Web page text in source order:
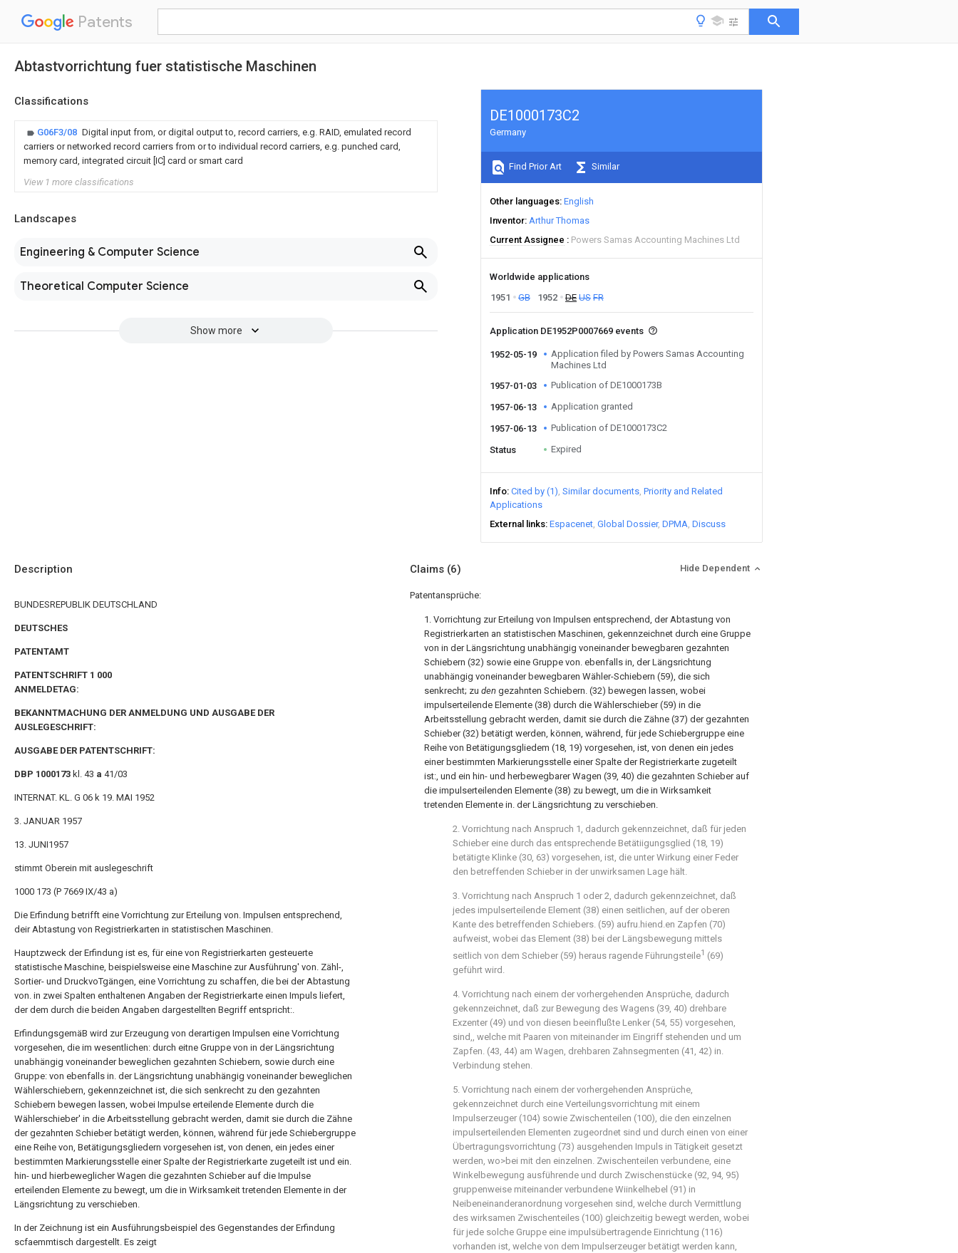
Patents
Abtastvorrichtung fuer statistische Maschinen
Classifications
G06F3/08 Digital input from, or digital output to, record carriers, e.g. RAID, emulated record
carriers or networked record carriers from or to individual record carriers, e.g. punched card,
memory card, integrated circuit [IC] card or smart card
View 1 more classifications
Landscapes
Engineering & Computer Science
Theoretical Computer Science
Show more
DE1000173C2
Germany
Find Prior Art Similar
Other languages English
Inventor Arthur Thomas
Current Assignee
Powers Samas Accounting Machines Ltd
Worldwide applications
1951
GB 1952 DE US FR
Application DE1952P0007669 events
1952-05-19
Application filed by Powers Samas Accounting
Machines Ltd
1957-01-03
Publication of DE1000173B
1957-06-13 Application granted
1957-06-13 Publication of DE1000173C2
Status Expired
Info Cited by (1) Similar documents Priority and Related
Applications
External links Espacenet Global Dossier DPMA Discuss
Description
BUNDESREPUBLIK DEUTSCHLAND
DEUTSCHES
PATENTAMT
PATENTSCHRIFT 1 000
ANMELDETAG:
BEKANNTMACHUNG DER ANMELDUNG UND AUSGABE DER
AUSLEGESCHRIFT:
AUSGABE DER PATENTSCHRIFT:
DBP 1000173 kl. 43 a 41/03
INTERNAT. KL. G 06 k 19. MAI 1952
3. JANUAR 1957
13. JUNI1957
stimmt Oberein mit auslegeschrift
1000 173 (P 7669 IX/43 a)
Die Erfindung betrifft eine Vorrichtung zur Erteilung von. Impulsen entsprechend,
deir Abtastung von Registrierkarten in statistischen Maschinen.
Hauptzweck der Erfindung ist es, für eine von Registrierkarten gesteuerte
statistische Maschine, beispielsweise eine Maschine zur Ausführung' von. Zähl-,
Sortier- und DruckvoTgängen, eine Vorrichtung zu schaffen, die bei der Abtastung
von. in zwei Spalten enthaltenen Angaben der Registrierkarte einen Impuls liefert,
der dem durch die beiden Angaben dargestellten Begriff entspricht:.
ErfindungsgemäB wird zur Erzeugung von derartigen Impulsen eine Vorrichtung
vorgesehen, die im wesentlichen: durch eitne Gruppe von in der Längsrichtung
unabhängig voneinander beweglichen gezahnten Schiebern, sowie durch eine
Gruppe: von ebenfalls in. der Längsrichtung unabhängig voneinander beweglichen
Wählerschiebern, gekennzeichnet ist, die sich senkrecht zu den gezahnten
Schiebern bewegen lassen, wobei Impulse erteilende Elemente durch die
Wählerschieber' in die Arbeitsstellung gebracht werden, damit sie durch die Zähne
der gezahnten Schieber betätigt werden, können, während für jede Schiebergruppe
eine Reihe von, Betätigungsgliedern vorgesehen ist, von denen, ein jedes einer
bestimmten Markierungsstelle einer Spalte der Registrierkarte zugeteilt ist und ein.
hin- und hierbeweglicher Wagen die gezahnten Schieber auf die Impulse
erteilenden Elemente zu bewegt, um die in Wirksamkeit tretenden Elemente in der
Längsrichtung zu verschieben.
In der Zeichnung ist ein Ausführungsbeispiel des Gegenstandes der Erfindung
scfaemmtisch dargestellt. Es zeigt
Claims (6) Hide Dependent
Patentansprüche:
1. Vorrichtung zur Erteilung von Impulsen entsprechend, der Abtastung von
Registrierkarten an statistischen Maschinen, gekennzeichnet durch eine Gruppe
von in der Längsrichtung unabhängig voneinander bewegbaren gezahnten
Schiebern (32) sowie eine Gruppe von. ebenfalls in, der Längsrichtung
unabhängig voneinander bewegbaren Wähler-Schiebern (59), die sich
senkrecht; zu den gezahnten Schiebern. (32) bewegen lassen, wobei
impulserteilende Elemente (38) durch die Wählerschieber (59) in die
Arbeitsstellung gebracht werden, damit sie durch die Zähne (37) der gezahnten
Schieber (32) betätigt werden, können, während, für jede Schiebergruppe eine
Reihe von Betätigungsgliedem (18, 19) vorgesehen, ist, von denen ein jedes
einer bestimmten Markierungsstelle einer Spalte der Registrierkarte zugeteilt
ist:, und ein hin- und herbewegbarer Wagen (39, 40) die gezahnten Schieber auf
die impulserteilenden Elemente (38) zu bewegt, um die in Wirksamkeit
tretenden Elemente in. der Längsrichtung zu verschieben.
2. Vorrichtung nach Anspruch 1, dadurch gekennzeichnet, daß für jeden
Schieber eine durch das entsprechende Betätiigungsglied (18, 19)
betätigte Klinke (30, 63) vorgesehen, ist, die unter Wirkung einer Feder
den betreffenden Schieber in der unwirksamen Lage hält.
3. Vorrichtung nach Anspruch 1 oder 2, dadurch gekennzeichnet, daß
jedes impulserteilende Element (38) einen seitlichen, auf der oberen
Kante des betreffenden Schiebers. (59) aufru.hiend.en Zapfen (70)
aufweist, wobei das Element (38) bei der Längsbewegung mittels
seitlich von dem Schieber (59) heraus ragende Führungsteile1 (69)
geführt wird.
4. Vorrichtung nach einem der vorhergehenden Ansprüche, dadurch
gekennzeichnet, daß zur Bewegung des Wagens (39, 40) drehbare
Exzenter (49) und von diesen beeinflußte Lenker (54, 55) vorgesehen,
sind,, welche mit Paaren von miteinander im Eingriff stehenden und um
Zapfen. (43, 44) am Wagen, drehbaren Zahnsegmenten (41, 42) in.
Verbindung stehen.
5. Vorrichtung nach einem der vorhergehenden Ansprüche,
gekennzeichnet durch eine Verteilungsvorrichtung mit einem
Impulserzeuger (104) sowie Zwischenteilen (100), die den einzelnen
impulserteilenden Elementen zugeordnet sind und durch einen von einer
Übertragungsvorrichtung (73) ausgehenden Impuls in Tätigkeit gesetzt
werden, wo>bei mit den einzelnen. Zwischenteilen verbundene, eine
Winkelbewegung ausführende und durch Zwischenstücke (92, 94, 95)
gruppenweise miteinander verbundene Wiinkelhebel (91) in
Neibeneinanderanordnung vorgesehen sind, welche durch Vermittlung
des wirksamen Zwischenteiles (100) gleichzeitig bewegt werden, wobei
für jede solche Gruppe eine impulsübertragende Einrichtung (116)
vorhanden ist, welche von dem Impulserzeuger betätigt werden kann,